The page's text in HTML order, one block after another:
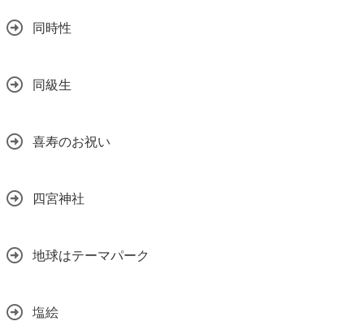
同時性
同級生
喜寿のお祝い
四宮神社
地球はテーマパーク
塩絵